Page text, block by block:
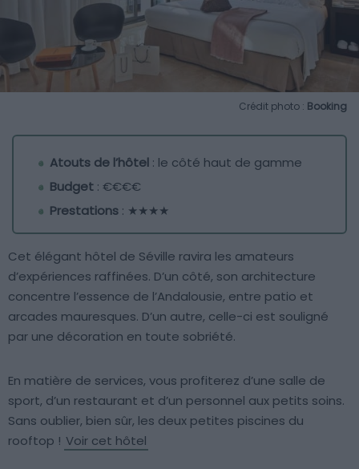
Crédit photo : Booking
Atouts de l’hôtel : le côté haut de gamme
Budget : €€€€
Prestations : ★★★★
Cet élégant hôtel de Séville ravira les amateurs
d’expériences raffinées. D’un côté, son architecture
concentre l’essence de l’Andalousie, entre patio et
arcades mauresques. D’un autre, celle-ci est souligné
par une décoration en toute sobriété.
En matière de services, vous profiterez d’une salle de
sport, d’un restaurant et d’un personnel aux petits soins.
Sans oublier, bien sûr, les deux petites piscines du
rooftop ! Voir cet hôtel